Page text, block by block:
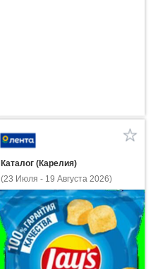
Каталог (Карелия)
(23 Июля - 19 Августа 2026)